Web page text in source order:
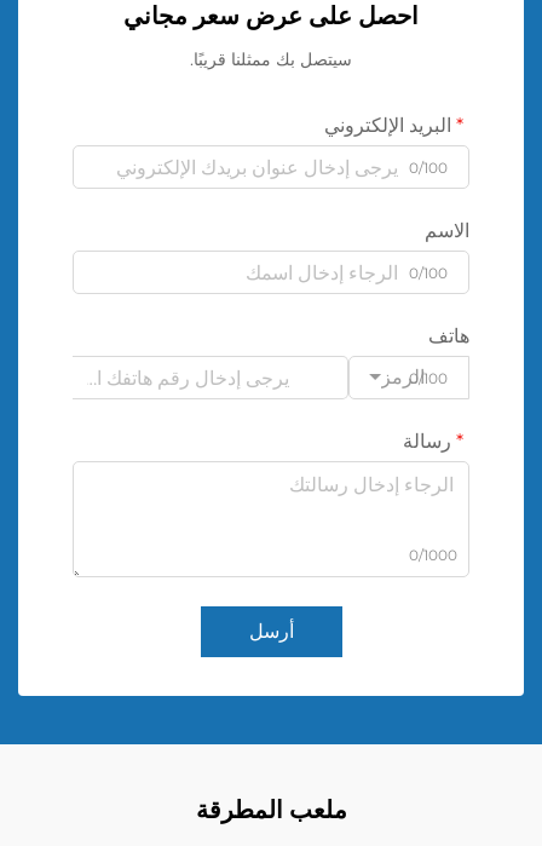
احصل على عرض سعر مجاني
سيتصل بك ممثلنا قريبًا.
البريد الإلكتروني
0/100
الاسم
0/100
هاتف
الرمز0/100
رسالة
0/1000
أرسل
ملعب المطرقة